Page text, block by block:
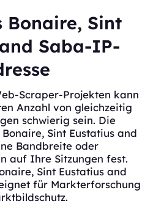
Bonaire, Sint
Saba-IP-
Scraper-Projekten kann
Anzahl von gleichzeitig
schwierig sein. Die
Sint Eustatius and
Bandbreite oder
auf Ihre Sitzungen fest.
Sint Eustatius and
für Markterforschung